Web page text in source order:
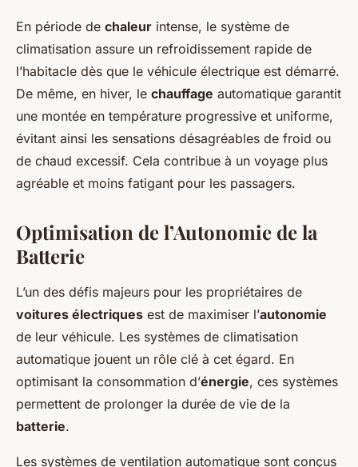
En période de chaleur intense, le système de
climatisation assure un refroidissement rapide de
l’habitacle dès que le véhicule électrique est démarré.
De même, en hiver, le chauffage automatique garantit
une montée en température progressive et uniforme,
évitant ainsi les sensations désagréables de froid ou
de chaud excessif. Cela contribue à un voyage plus
agréable et moins fatigant pour les passagers.
Optimisation de l’Autonomie de la
Batterie
L’un des défis majeurs pour les propriétaires de
voitures électriques est de maximiser l’autonomie
de leur véhicule. Les systèmes de climatisation
automatique jouent un rôle clé à cet égard. En
optimisant la consommation d’énergie, ces systèmes
permettent de prolonger la durée de vie de la
batterie.
Les systèmes de ventilation automatique sont conçus